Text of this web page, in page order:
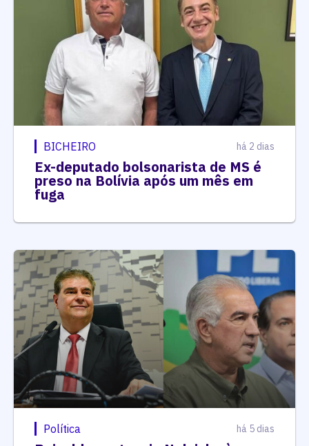
BICHEIRO há 2 dias
Ex-deputado bolsonarista de MS é
preso na Bolívia após um mês em
fuga
Política há 5 dias